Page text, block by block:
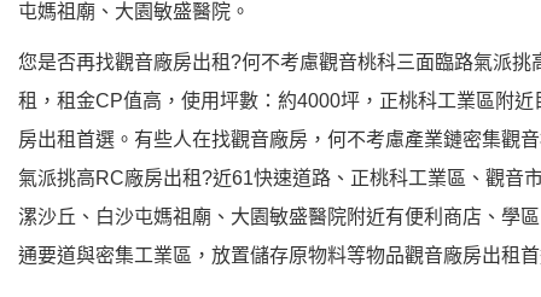
屯媽祖廟、大園敏盛醫院。
您是否再找觀音廠房出租?何不考慮觀音桃科三面臨路氣派挑
租，租金CP值高，使用坪數：約4000坪，正桃科工業區附近
房出租首選。有些人在找觀音廠房，何不考慮產業鏈密集觀
氣派挑高RC廠房出租?近61快速道路、正桃科工業區、觀音
漯沙丘、白沙屯媽祖廟、大園敏盛醫院附近有便利商店、學
通要道與密集工業區，放置儲存原物料等物品觀音廠房出租